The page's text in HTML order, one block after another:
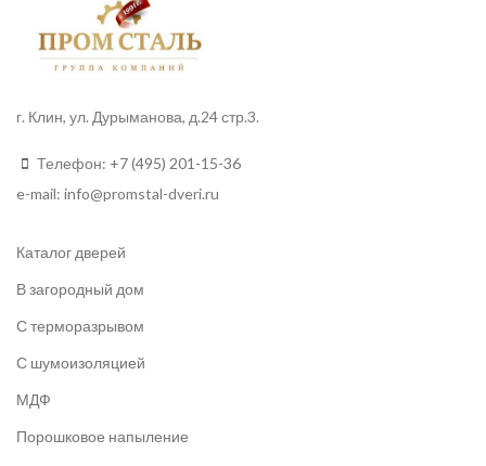
г. Клин, ул. Дурыманова, д.24 стр.3.
Телефон: +7 (495) 201-15-36
e-mail: info@promstal-dveri.ru
Каталог дверей
В загородный дом
С терморазрывом
С шумоизоляцией
МДФ
Порошковое напыление